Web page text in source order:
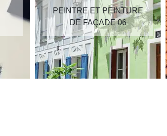
PEINTRE ET PEINTURE
DE FAÇADE 06